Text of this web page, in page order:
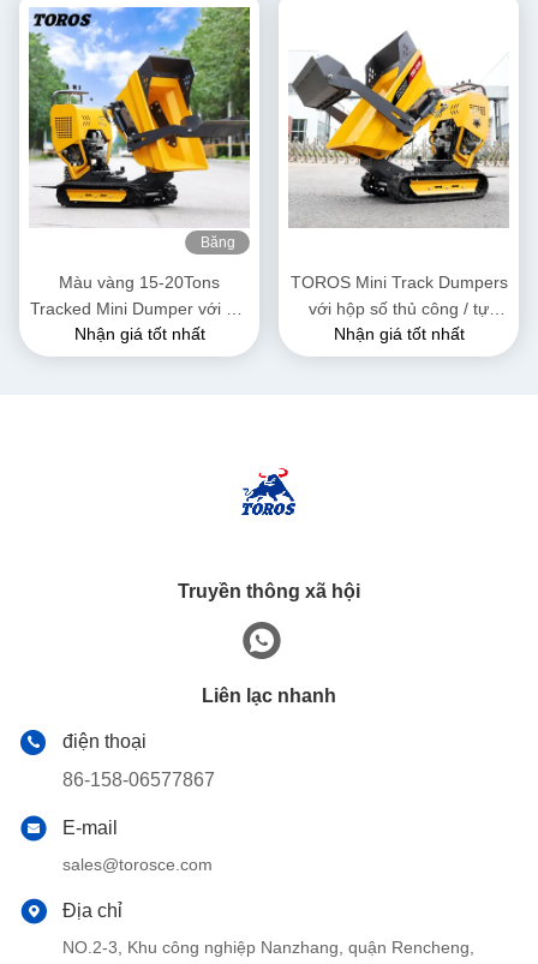
Băng
Màu vàng 15-20Tons
Tracked Mini Dumper với khí
/ phanh thủy lực
Nhận giá tốt nhất
TOROS Mini Track Dumpers
với hộp số thủ công / tự
động
Nhận giá tốt nhất
Truyền thông xã hội
Liên lạc nhanh
điện thoại
86-158-06577867
E-mail
sales@torosce.com
Địa chỉ
NO.2-3, Khu công nghiệp Nanzhang, quận Rencheng,